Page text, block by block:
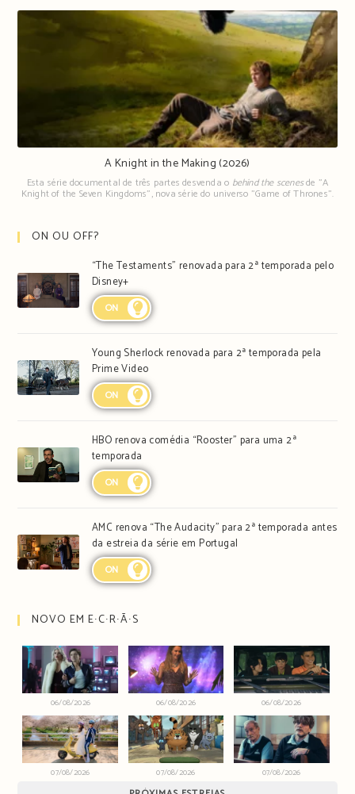
A Knight in the Making (2026)
Esta série documental de três partes desvenda o behind the scenesde "A
Knight of the Seven Kingdoms", nova série do universo "Game of Thrones".
ON OU OFF?
“The Testaments” renovada para 2ª temporada pelo
Disney+
ON
Young Sherlock renovada para 2ª temporada pela
Prime Video
ON
HBO renova comédia “Rooster” para uma 2ª
temporada
ON
AMC renova “The Audacity” para 2ª temporada antes
da estreia da série em Portugal
ON
NOVO EM E∙C∙R∙Ã∙S
06/08/2026 06/08/2026 06/08/2026
07/08/2026 07/08/2026 07/08/2026